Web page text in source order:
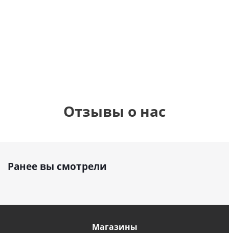
Отзывы о нас
Ранее вы смотрели
Магазины